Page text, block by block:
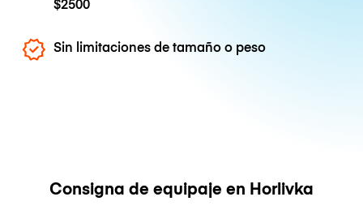
Sin limitaciones de tamaño o peso
Consigna de equipaje en Horlivka